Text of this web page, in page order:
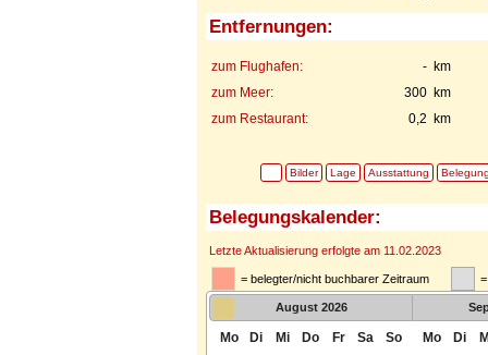
Entfernungen:
- km
zum Flughafen:
300 km
zum Meer:
0,2 km
zum Restaurant:
Bilder Lage Ausstattung
Belegungskalender:
Letzte Aktualisierung erfolgte am 11.02.2023
= belegter/nicht buchbarer Zeitraum
August 2026
Mo Di Mi Do Fr Sa So Mo Di